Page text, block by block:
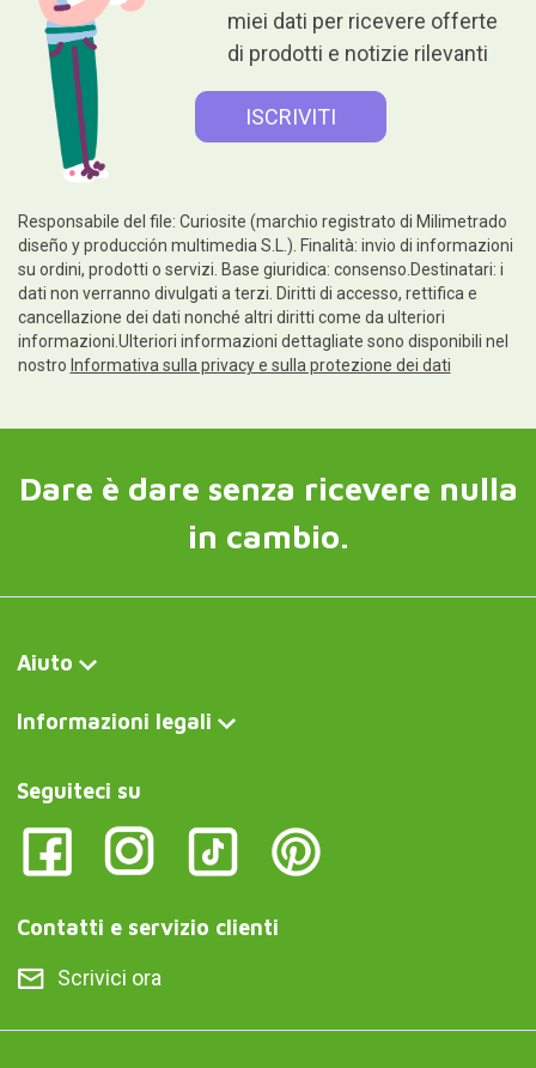
miei dati per ricevere offerte
di prodotti e notizie rilevanti
Responsabile del file: Curiosite (marchio registrato di Milimetrado
diseño y producción multimedia S.L.). Finalità: invio di informazioni
su ordini, prodotti o servizi. Base giuridica: consenso.Destinatari: i
dati non verranno divulgati a terzi. Diritti di accesso, rettifica e
cancellazione dei dati nonché altri diritti come da ulteriori
informazioni.Ulteriori informazioni dettagliate sono disponibili nel
nostro Informativa sulla privacy e sulla protezione dei dati
Dare è dare senza ricevere nulla
in cambio.
Aiuto
Informazioni legali
Seguiteci su
Contatti e servizio clienti
Scrivici ora